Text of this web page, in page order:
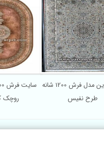
جدیدترین مدل فرش 1200 شانه
طرح نفیس